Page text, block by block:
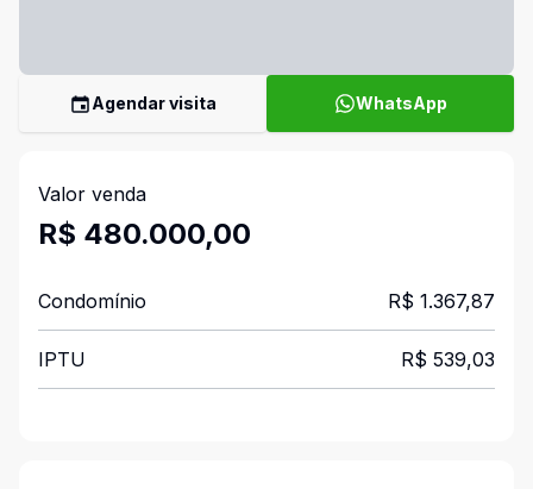
Agendar visita WhatsApp
Valor venda
R$ 480.000,00
Condomínio R$ 1.367,87
IPTU R$ 539,03